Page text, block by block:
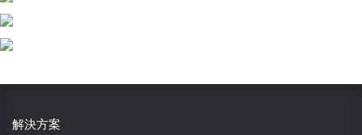
解決方案